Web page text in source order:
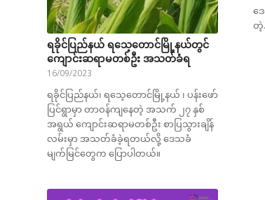
ရခိုင်ပြည်နယ် ရသေ့တောင်မြို့နယ်တွင်
ကျောင်းဆရာမတစ်ဦး အသတ်ခံရ
16/09/2023
ရခိုင်ပြည်နယ်၊ ရသေ့တောင်မြို့နယ် ၊ ပန်းဖော်
ပြင်ရွာမှာ တာဝန်ကျနေတဲ့ အသက် ၂၇ နှစ်
အရွယ် ကျောင်းဆရာမတစ်ဦး စာပြသွားချိန်
လမ်းမှာ အသတ်ခံခဲ့ရတယ်လို့ ဒေသခံ
မျက်မြင်တွေက ပြောပါတယ်။
ဒ
တဲ့